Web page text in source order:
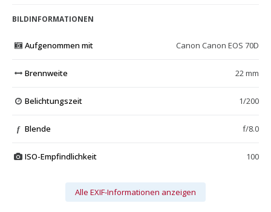
BILDINFORMATIONEN
Aufgenommen mit Canon Canon EOS 70D
Brennweite 22 mm
Belichtungszeit 1/200
f Blende f/8.0
ISO-Empfindlichkeit 100
Alle EXIF-Informationen anzeigen